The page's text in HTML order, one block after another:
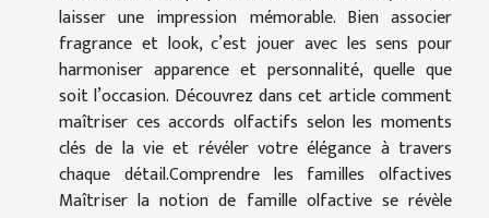
laisser une impression mémorable. Bien associer
fragrance et look, c’est jouer avec les sens pour
harmoniser apparence et personnalité, quelle que
soit l’occasion. Découvrez dans cet article comment
maîtriser ces accords olfactifs selon les moments
clés de la vie et révéler votre élégance à travers
chaque détail.Comprendre les familles olfactives
Maîtriser la notion de famille olfactive se révèle